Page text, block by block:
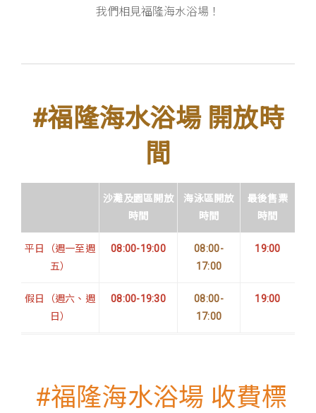
我們相見福隆海水浴場！
#福隆海水浴場 開放時
間
沙灘及園區開放
時間
海泳區開放
時間
最後售票
時間
平日（週一至週
五）
08:00-19:00
08:00-
17:00
19:00
假日（週六、週
日）
08:00-19:30
08:00-
17:00
19:00
#福隆海水浴場 收費標